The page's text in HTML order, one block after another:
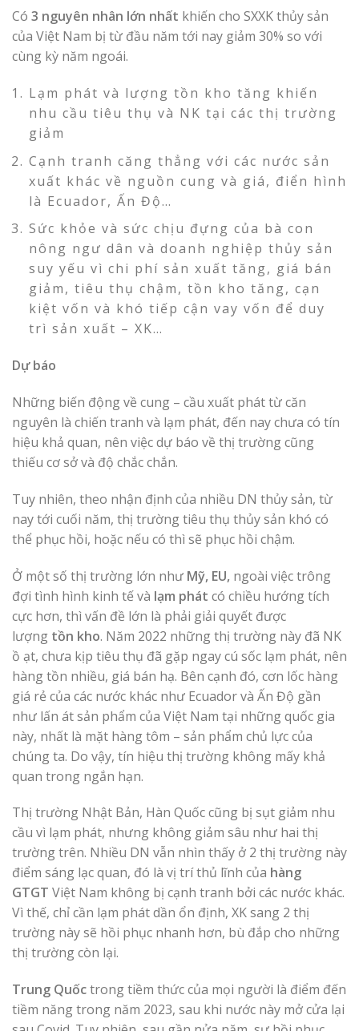
Có 3 nguyên nhân lớn nhất khiến cho SXXK thủy sản
của Việt Nam bị từ đầu năm tới nay giảm 30% so với
cùng kỳ năm ngoái.
Lạm phát và lượng tồn kho tăng khiến
nhu cầu tiêu thụ và NK tại các thị trường
giảm
Cạnh tranh căng thẳng với các nước sản
xuất khác về nguồn cung và giá, điển hình
là Ecuador, Ấn Độ…
Sức khỏe và sức chịu đựng của bà con
nông ngư dân và doanh nghiệp thủy sản
suy yếu vì chi phí sản xuất tăng, giá bán
giảm, tiêu thụ chậm, tồn kho tăng, cạn
kiệt vốn và khó tiếp cận vay vốn để duy
trì sản xuất – XK…
Dự báo
Những biến động về cung – cầu xuất phát từ căn
nguyên là chiến tranh và lạm phát, đến nay chưa có tín
hiệu khả quan, nên việc dự báo về thị trường cũng
thiếu cơ sở và độ chắc chắn.
Tuy nhiên, theo nhận định của nhiều DN thủy sản, từ
nay tới cuối năm, thị trường tiêu thụ thủy sản khó có
thể phục hồi, hoặc nếu có thì sẽ phục hồi chậm.
Ở một số thị trường lớn như Mỹ, EU, ngoài việc trông
đợi tình hình kinh tế và lạm phát có chiều hướng tích
cực hơn, thì vấn đề lớn là phải giải quyết được
lượng tồn kho. Năm 2022 những thị trường này đã NK
ồ ạt, chưa kịp tiêu thụ đã gặp ngay cú sốc lạm phát, nên
hàng tồn nhiều, giá bán hạ. Bên cạnh đó, cơn lốc hàng
giá rẻ của các nước khác như Ecuador và Ấn Độ gần
như lấn át sản phẩm của Việt Nam tại những quốc gia
này, nhất là mặt hàng tôm – sản phẩm chủ lực của
chúng ta. Do vậy, tín hiệu thị trường không mấy khả
quan trong ngắn hạn.
Thị trường Nhật Bản, Hàn Quốc cũng bị sụt giảm nhu
cầu vì lạm phát, nhưng không giảm sâu như hai thị
trường trên. Nhiều DN vẫn nhìn thấy ở 2 thị trường này
điểm sáng lạc quan, đó là vị trí thủ lĩnh của hàng
GTGT Việt Nam không bị cạnh tranh bởi các nước khác.
Vì thế, chỉ cần lạm phát dần ổn định, XK sang 2 thị
trường này sẽ hồi phục nhanh hơn, bù đắp cho những
thị trường còn lại.
Trung Quốctrong tiềm thức của mọi người là điểm đến
tiềm năng trong năm 2023, sau khi nước này mở cửa lại